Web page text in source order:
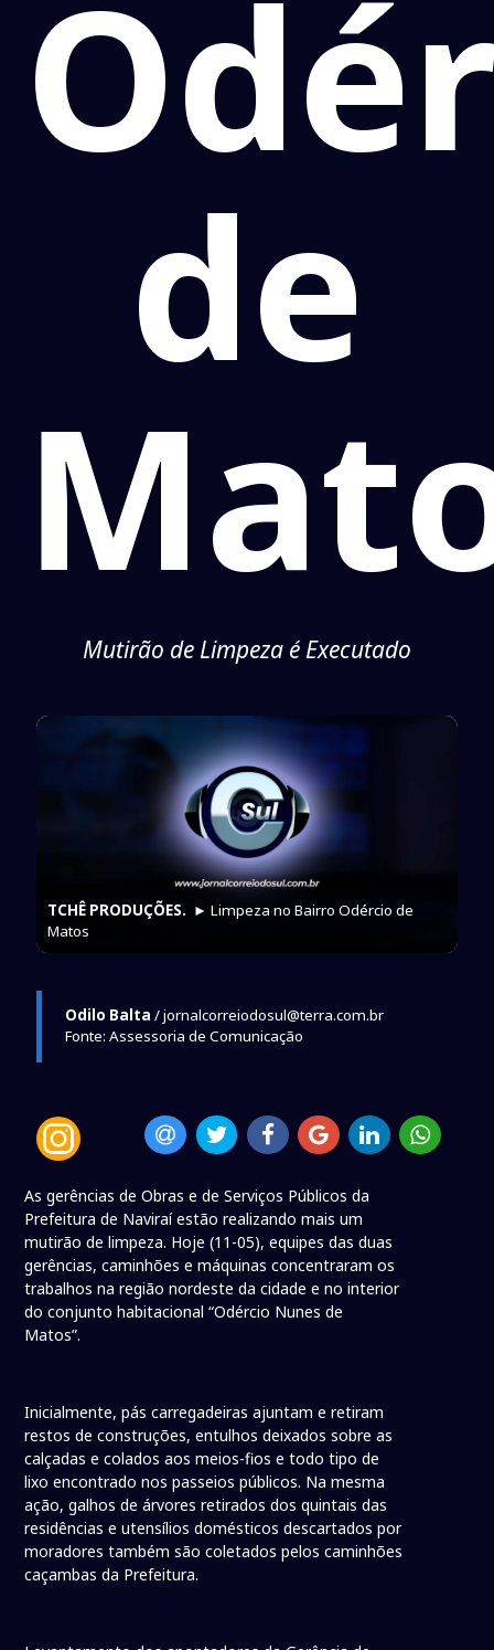
de
Mutirão de Limpeza é Executado
TCHÊ PRODUÇÕES. ► Limpeza no Bairro Odércio de
Matos
Odilo Balta / jornalcorreiodosul@terra.com.br
Fonte: Assessoria de Comunicação
As gerências de Obras e de Serviços Públicos da
Prefeitura de Naviraí estão realizando mais um
mutirão de limpeza. Hoje (11-05), equipes das duas
gerências, caminhões e máquinas concentraram os
trabalhos na região nordeste da cidade e no interior
do conjunto habitacional “Odércio Nunes de
Matos”.
Inicialmente, pás carregadeiras ajuntam e retiram
restos de construções, entulhos deixados sobre as
calçadas e colados aos meios-fios e todo tipo de
lixo encontrado nos passeios públicos. Na mesma
ação, galhos de árvores retirados dos quintais das
residências e utensílios domésticos descartados por
moradores também são coletados pelos caminhões
caçambas da Prefeitura.